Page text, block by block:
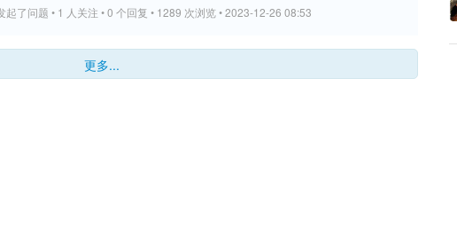
起了问题 • 1 人关注 • 0 个回复 • 1289 次浏览 • 2023-12-26 08:53
更多...